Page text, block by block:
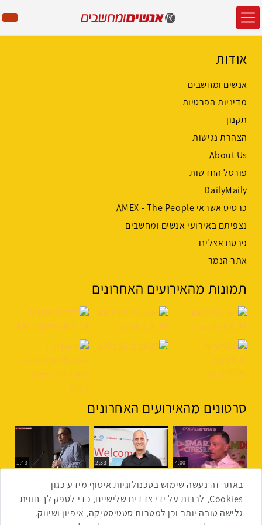
אודות
אנשים ומחשבים
מדיניות הפרטיות
תקנון
הצהרת נגישות
About Us
פורטל החדשות
DailyMaily
כרטיס אשראי AMEX - The People
נצפיתם באירועי אנשים ומחשבים
פרסם אצלינו
אתר הנמר
תמונות מהאירועים האחרונים
סרטונים מהאירועים האחרונים
4:00
2:33
1:43
3:52
1:14
באתר זה נעשה שימוש בטכנולוגיות איסוף מידע כגון
Cookies, לרבות על ידי צדדים שלישיים, כדי לספק לך חווית
גלישה טובה יותר וכן למטרות סטטיסטיקה, איפיון ושיווק.